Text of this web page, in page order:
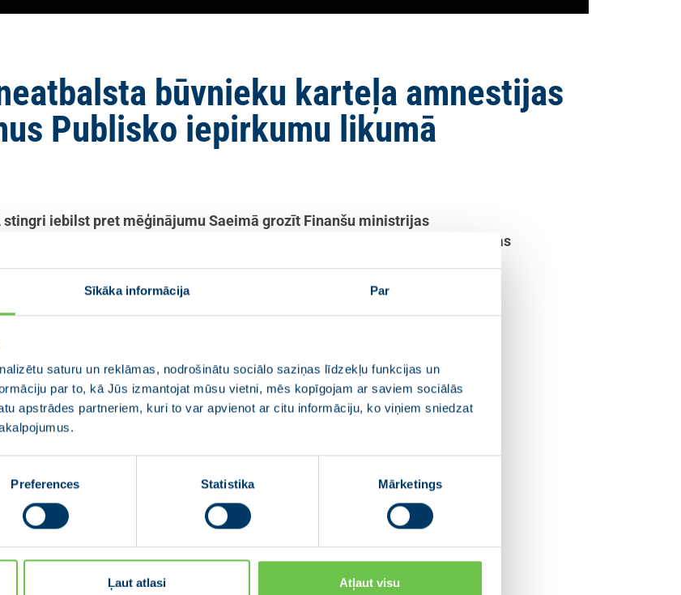
Sīkāka informācija Par
saturu un reklāmas, nodrošinātu sociālo saziņas līdzekļu funkcijas un
par to, kā Jūs izmantojat mūsu vietni, mēs kopīgojam ar saviem sociālās
apstrādes partneriem, kuri to var apvienot ar citu informāciju, ko viņiem sniedzat
Preferences Statistika Mārketings
Ļaut atlasi Atļaut visu
būvnieku karteļa amnestijas
Publisko iepirkumu likumā
stingri iebilst pret mēģinājumu Saeimā grozīt Finanšu ministrijas
likumā, kuru mērķis ir panākt, ka publiskās un privātās partnerības
pretendenti.
vērtus sadārdzinājumus, ko uzņēmēju negodīgas vienošanās dēļ nācies pārmaksāt
fondu finansējuma. Karteļa vienošanās ir radījusi gan precīzi nomērāmus finansiālos
reputācijai. Finanšu ministrijas sagatavotie un valdībā apstiprinātie Publisko iepirkuma
izslēdz iespēju šādām vērienīgām krāpniecības shēmām nākotnē. Diemžēl, Saeimas
pieņemams mēģinājums mīkstināt prasības dalībai publiskos iepirkumos
aizdomas. Par Publisko iepirkuma likuma tālāko virzību JAUNĀ
sanāksmē.